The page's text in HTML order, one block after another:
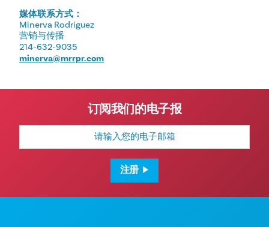
媒体联系方式：
Minerva Rodriguez
营销与传播
214-632-9035
minerva@mrrpr.com
订阅我们的电子报
电
邮
注册